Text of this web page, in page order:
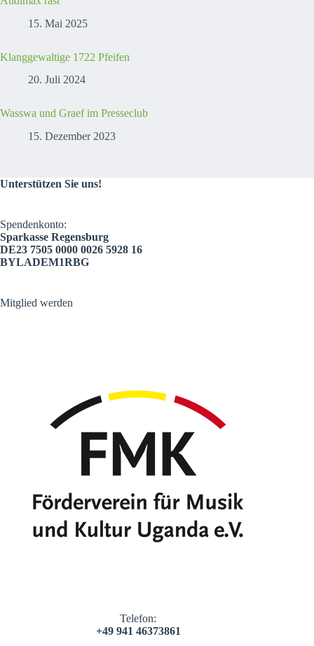
15. Mai 2025
Klanggewaltige 1722 Pfeifen
20. Juli 2024
Wasswa und Graef im Presseclub
15. Dezember 2023
Unterstützen Sie uns!
Spendenkonto:
Sparkasse Regensburg
DE23 7505 0000 0026 5928 16
BYLADEM1RBG
Mitglied werden
Telefon:
+49 941 46373861